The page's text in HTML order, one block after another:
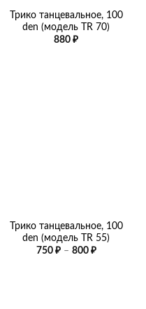
Трико танцевальное, 100
den (модель TR 70)
880 ₽
Трико танцевальное, 100
den (модель TR 55)
750 ₽ – 800 ₽Диапазон